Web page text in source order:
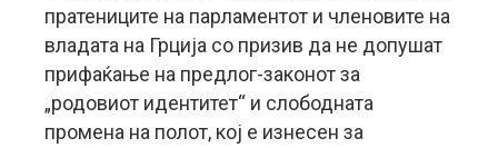
пратениците на парламентот и членовите на
владата на Грција со призив да не допушат
прифаќање на предлог-законот за
„родовиот идентитет“ и слободната
промена на полот, кој е изнесен за